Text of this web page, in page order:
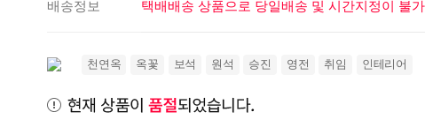
배송정보 택배배송 상품으로 당일배송 및 시간지정이 불
천연옥 옥꽃 보석 원석 승진 영전 취임 인테리어